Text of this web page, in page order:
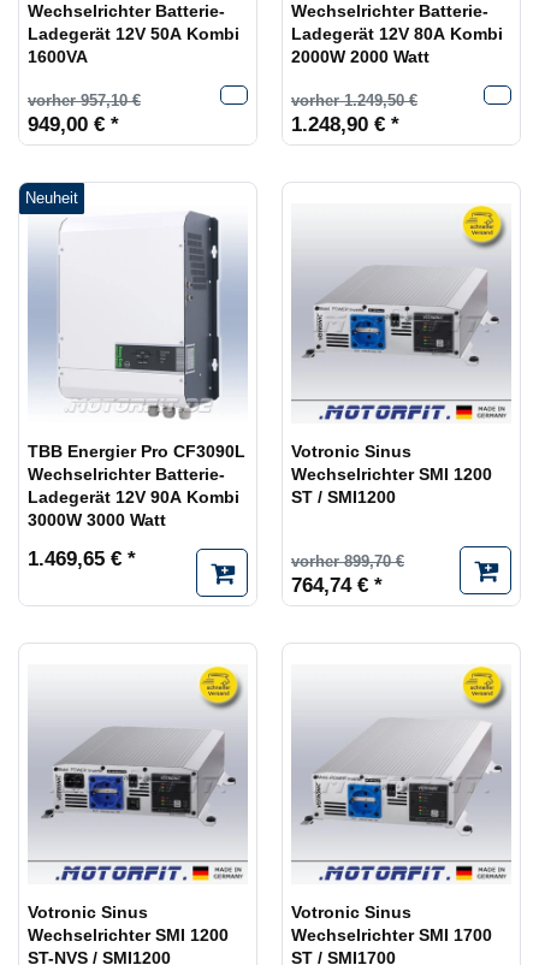
Wechselrichter Batterie-
Ladegerät 12V 50A Kombi
1600VA
vorher 957,10 €
949,00 € *
Wechselrichter Batterie-
Ladegerät 12V 80A Kombi
2000W 2000 Watt
vorher 1.249,50 €
1.248,90 € *
Neuheit
TBB Energier Pro CF3090L
Wechselrichter Batterie-
Ladegerät 12V 90A Kombi
3000W 3000 Watt
1.469,65 € *
Votronic Sinus
Wechselrichter SMI 1200
ST / SMI1200
vorher 899,70 €
764,74 € *
Votronic Sinus
Wechselrichter SMI 1200
ST-NVS / SMI1200
Votronic Sinus
Wechselrichter SMI 1700
ST / SMI1700